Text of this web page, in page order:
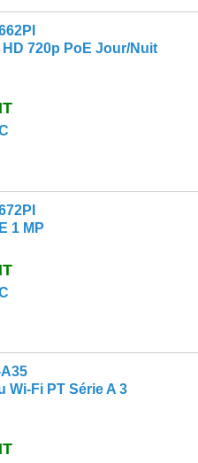
HD 720p PoE Jour/Nuit
1 MP
Wi-Fi PT Série A 3